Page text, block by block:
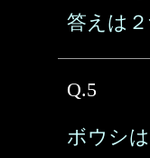
答えは
Q.5
ボウシ